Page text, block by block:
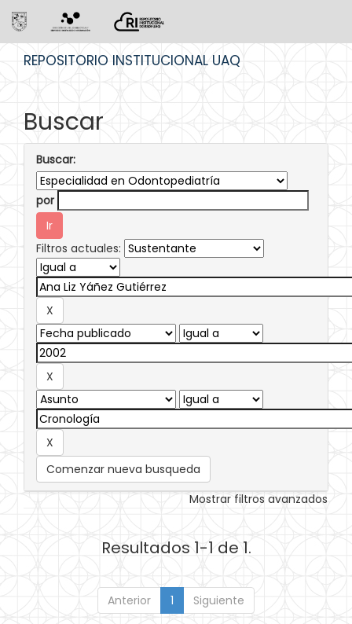
REPOSITORIO INSTITUCIONAL UAQ
Buscar
Buscar:
por
Filtros actuales:
Comenzar nueva busqueda
Mostrar filtros avanzados
Resultados 1-1 de 1.
Anterior 1 Siguiente